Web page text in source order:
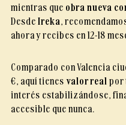
mientras que obra nueva
Desde Ireka,
ahora y recibes en 12-18
Comparado con Valencia
€, aquí tienes valor real por
interés estabilizándose,
accesible que nunca.